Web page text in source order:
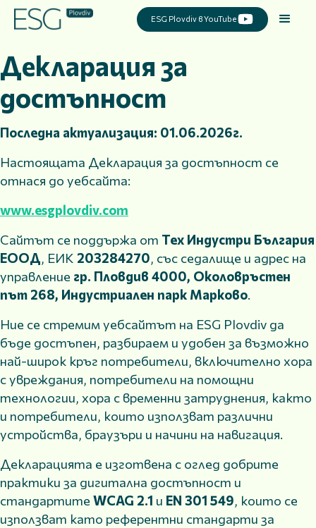
ESG Plovdiv в YouTube
Декларация за
достъпност
Последна актуализация: 01.06.2026г.
Настоящата Декларация за достъпност се
отнася до уебсайта:
www.esgplovdiv.com
Сайтът се поддържа от Тех Индустри България
ЕООД, ЕИК 203284270, със седалище и адрес на
управление гр. Пловдив 4000, Околовръстен
път 268, Индустриален парк Марково.
Ние се стремим уебсайтът на ESG Plovdiv да
бъде достъпен, разбираем и удобен за възможно
най-широк кръг потребители, включително хора
с увреждания, потребители на помощни
технологии, хора с временни затруднения, както
и потребители, които използват различни
устройства, браузъри и начини на навигация.
Декларацията е изготвена с оглед добрите
практики за дигитална достъпност и
стандартите WCAG 2.1 и EN 301 549, които се
използват като референтни стандарти за